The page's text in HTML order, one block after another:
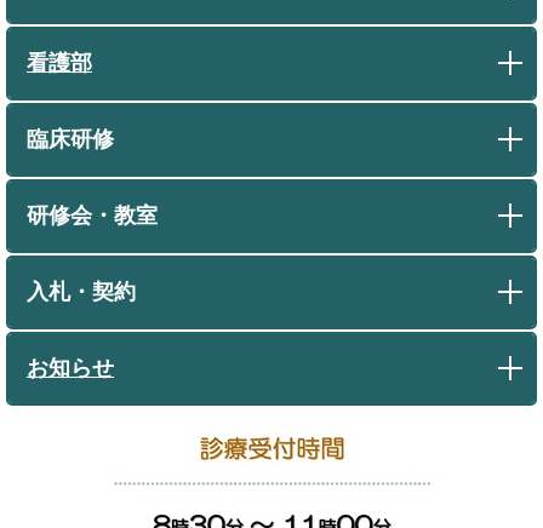
看護部
臨床研修
研修会・教室
入札・契約
お知らせ